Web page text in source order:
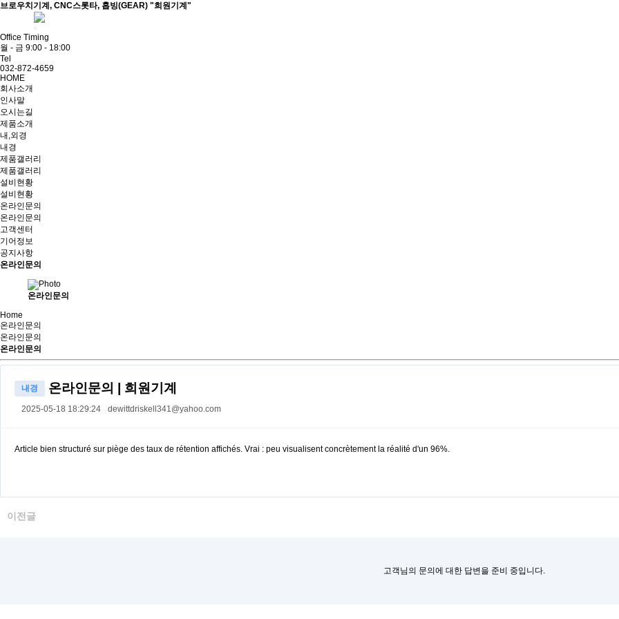
브로우치기계, CNC스롯타, 홉빙(GEAR) "희원기계"
Office Timing
월 - 금 9:00 - 18:00
Tel
032-872-4659
HOME
회사소개
인사말
오시는길
제품소개
내,외경
내경
제품갤러리
제품갤러리
설비현황
설비현황
온라인문의
온라인문의
고객센터
기어정보
공지사항
온라인문의
온라인문의
Home
온라인문의
온라인문의
온라인문의
내경 온라인문의 | 희원기계
2025-05-18 18:29:24 dewittdriskell341@yahoo.com
Article bien structuré sur piège des taux de rétention affichés. Vrai : peu visualisent concrètement la réalité d'un 96%.
이전글
고객님의 문의에 대한 답변을 준비 중입니다.